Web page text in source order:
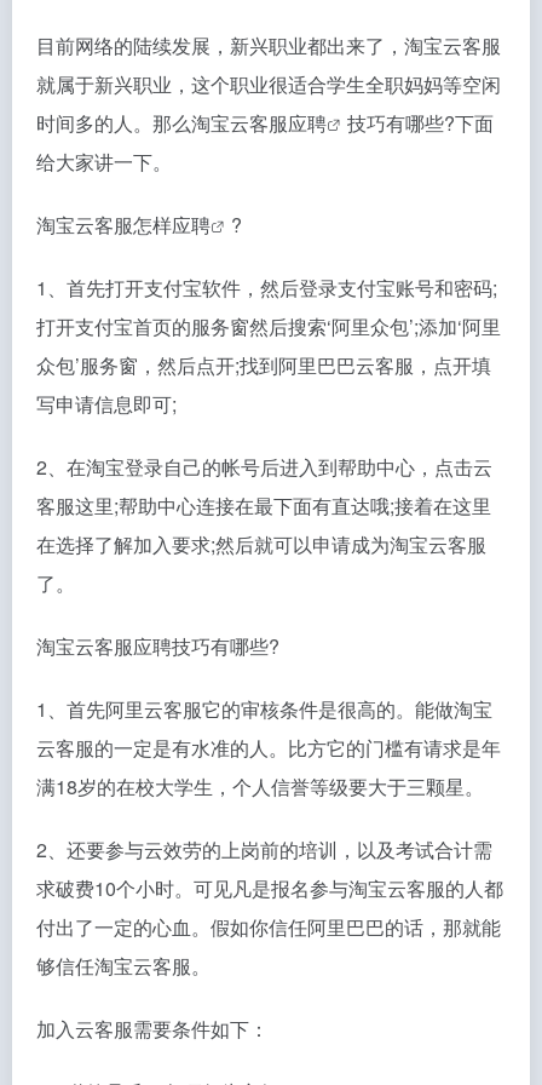
目前网络的陆续发展，新兴职业都出来了，淘宝云客服
就属于新兴职业，这个职业很适合学生全职妈妈等空闲
时间多的人。那么淘宝云客服应聘
技巧有哪些?下面
给大家讲一下。
淘宝云客服怎样应聘 ?
1、首先打开支付宝软件，然后登录支付宝账号和密码;
打开支付宝首页的服务窗然后搜索‘阿里众包’;添加‘阿里
众包’服务窗，然后点开;找到阿里巴巴云客服，点开填
写申请信息即可;
2、在淘宝登录自己的帐号后进入到帮助中心，点击云
客服这里;帮助中心连接在最下面有直达哦;接着在这里
在选择了解加入要求;然后就可以申请成为淘宝云客服
了。
淘宝云客服应聘技巧有哪些?
1、首先阿里云客服它的审核条件是很高的。能做淘宝
云客服的一定是有水准的人。比方它的门槛有请求是年
满18岁的在校大学生，个人信誉等级要大于三颗星。
2、还要参与云效劳的上岗前的培训，以及考试合计需
求破费10个小时。可见凡是报名参与淘宝云客服的人都
付出了一定的心血。假如你信任阿里巴巴的话，那就能
够信任淘宝云客服。
加入云客服需要条件如下：